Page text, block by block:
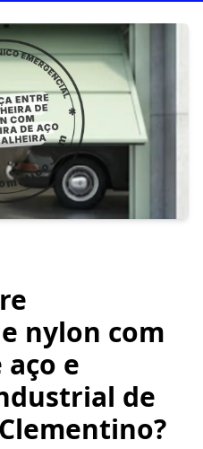
nylon com
e
de